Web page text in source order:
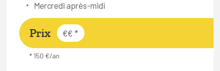
Bruxelles Temps Libre
Mercredi après-midi
Prix €€ *
* 150 €/an